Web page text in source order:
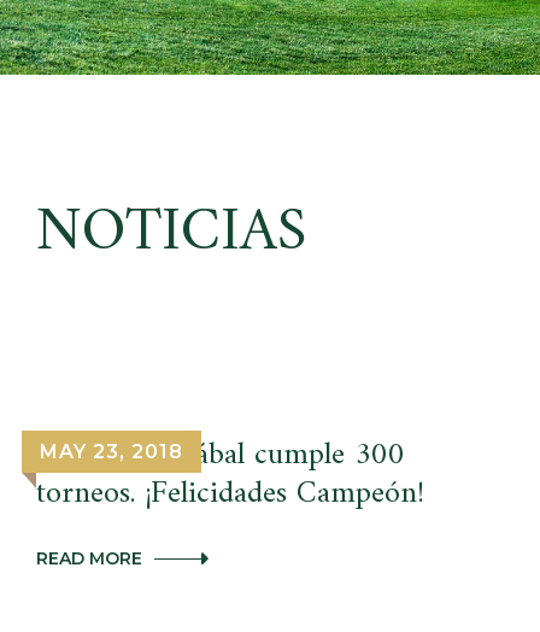
NOTICIAS
MAY 23, 2018
Pablo Larrazábal cumple 300
torneos. ¡Felicidades Campeón!
READ MORE PABLO